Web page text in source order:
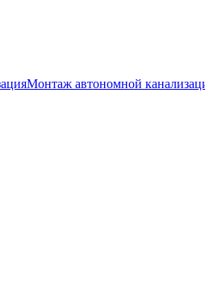
Монтаж автономной